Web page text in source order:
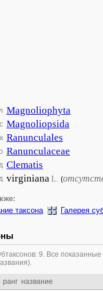
Magnoliophyta
Magnoliopsida
Ranunculales
Ranunculaceae
Clematis
virginianaL. (
таксона
Галерея
9. Все
ранг название